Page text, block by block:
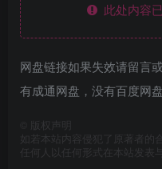
此处内容
网盘链接如果失效请留言
有成通网盘，没有百度网
版权声明
如若本站内容侵犯了原著者的
任何人以任何形式在本站发表